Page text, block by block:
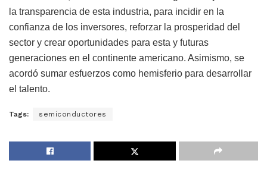
la transparencia de esta industria, para incidir en la
confianza de los inversores, reforzar la prosperidad del
sector y crear oportunidades para esta y futuras
generaciones en el continente americano. Asimismo, se
acordó sumar esfuerzos como hemisferio para desarrollar
el talento.
Tags: semiconductores